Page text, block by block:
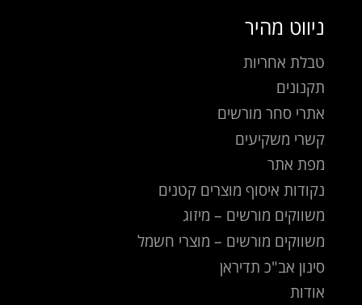
ניווט מהיר
טבלת אחריות
תקנונים
אתרי סחר מורשים
קשרי משקיעים
מפת אתר
נקודות איסוף מוצרים קטנים
משווקים מורשים – מיזוג
משווקים מורשים – מוצרי חשמל
סינון אב"כ תדיראן
אודות